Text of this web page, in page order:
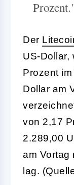
Der
US-Dollar,
Prozent
Dollar am
von 2,17
2.289,00
am Vortag
lag.